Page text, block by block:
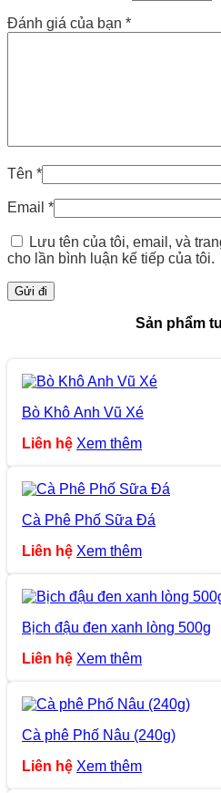
Đánh giá của bạn *
Tên *
Email *
Lưu tên của tôi, email, và
cho lần bình luận kế tiếp của tôi.
Sản phẩm
Bò Khô Anh Vũ Xé
Liên hệ Xem thêm
Cà Phê Phố Sữa Đá
Liên hệ Xem thêm
Bịch đậu đen xanh lòng 500g
Liên hệ Xem thêm
Cà phê Phố Nâu (240g)
Liên hệ Xem thêm